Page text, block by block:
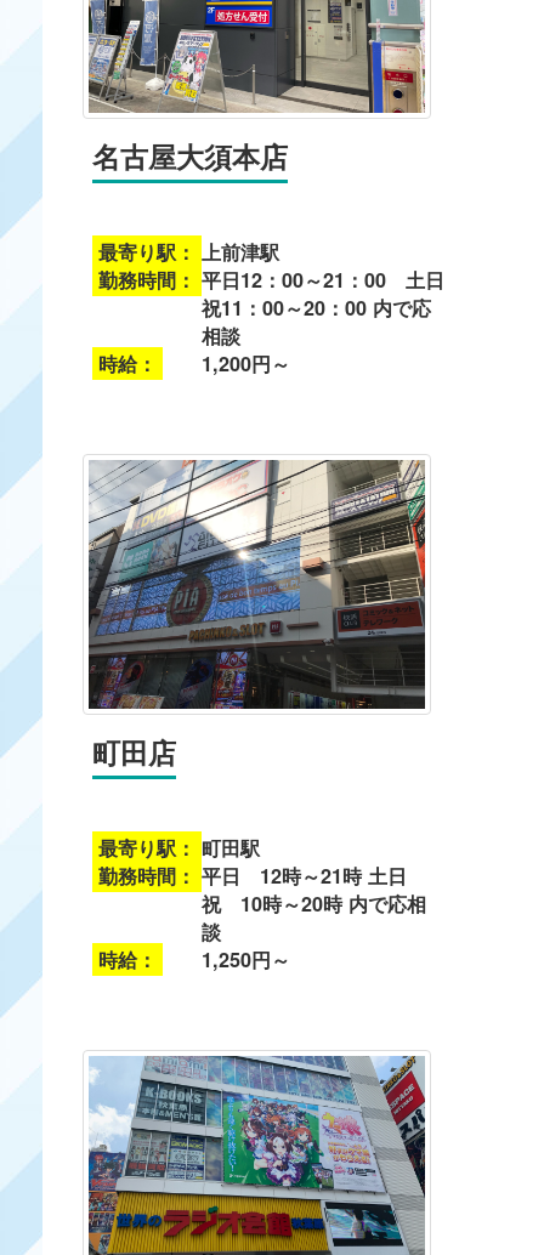
名古屋大須本店
最寄り駅： 上前津駅
勤務時間： 平日12：00～21：00 土日
祝11：00～20：00 内で応
相談
時給：
1,200円～
町田店
最寄り駅： 町田駅
勤務時間： 平日 12時～21時 土日
祝 10時～20時 内で応相
談
時給：
1,250円～